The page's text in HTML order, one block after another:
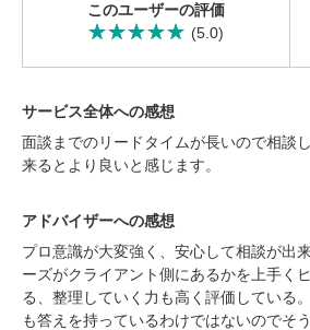
このユーザーの評価
(5.0)
サービス全体への感想
面談までのリードタイムが長いので相談
来るとより良いと感じます。
アドバイザーへの感想
プロ意識が大変強く、安心して相談が出
ーズがクライアント側にあるかを上手く
る、整理していく力も高く評価している
も答えを持っているわけではないのでそ